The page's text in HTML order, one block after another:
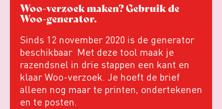
Woo-verzoek maken? Gebruik de
Woo-generator.
Sinds 12 november 2020 is de generator
beschikbaar Met deze tool maak je
razendsnel in drie stappen een kant en
klaar Woo-verzoek. Je hoeft de brief
alleen nog maar te printen, ondertekenen
en te posten.